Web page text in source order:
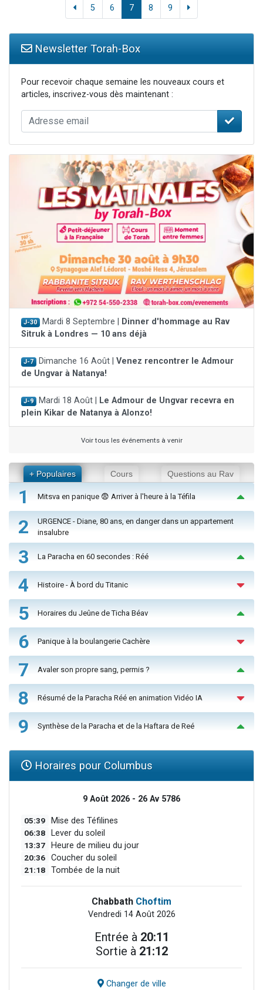
5 6 7 8 9
Newsletter Torah-Box
Pour recevoir chaque semaine les nouveaux cours et
articles, inscrivez-vous dès maintenant :
J-30 Mardi 8 Septembre |
Dinner d'hommage au Rav
Sitruk à Londres — 10 ans déjà
J-7 Dimanche 16 Août | Venez rencontrer le Admour
de Ungvar à Natanya!
J-9 Mardi 18 Août |
Le Admour de Ungvar recevra en
plein Kikar de Natanya à Alonzo!
Voir tous les événements à venir
+ Populaires Cours Questions au Rav
1 Mitsva en panique 😨 Arriver à l'heure à la Téfila
2
URGENCE - Diane, 80 ans, en danger dans un appartement
insalubre
3 La Paracha en 60 secondes : Réé
4 Histoire - À bord du Titanic
5 Horaires du Jeûne de Ticha Béav
6 Panique à la boulangerie Cachère
7 Avaler son propre sang, permis ?
8 Résumé de la Paracha Réé en animation Vidéo IA
9 Synthèse de la Paracha et de la Haftara de Reé
Horaires pour Columbus
9 Août 2026 - 26 Av 5786
05:39 Mise des Téfilines
06:38 Lever du soleil
13:37 Heure de milieu du jour
20:36 Coucher du soleil
21:18 Tombée de la nuit
Chabbath Choftim
Vendredi 14 Août 2026
Entrée à 20:11
Sortie à 21:12
Changer de ville